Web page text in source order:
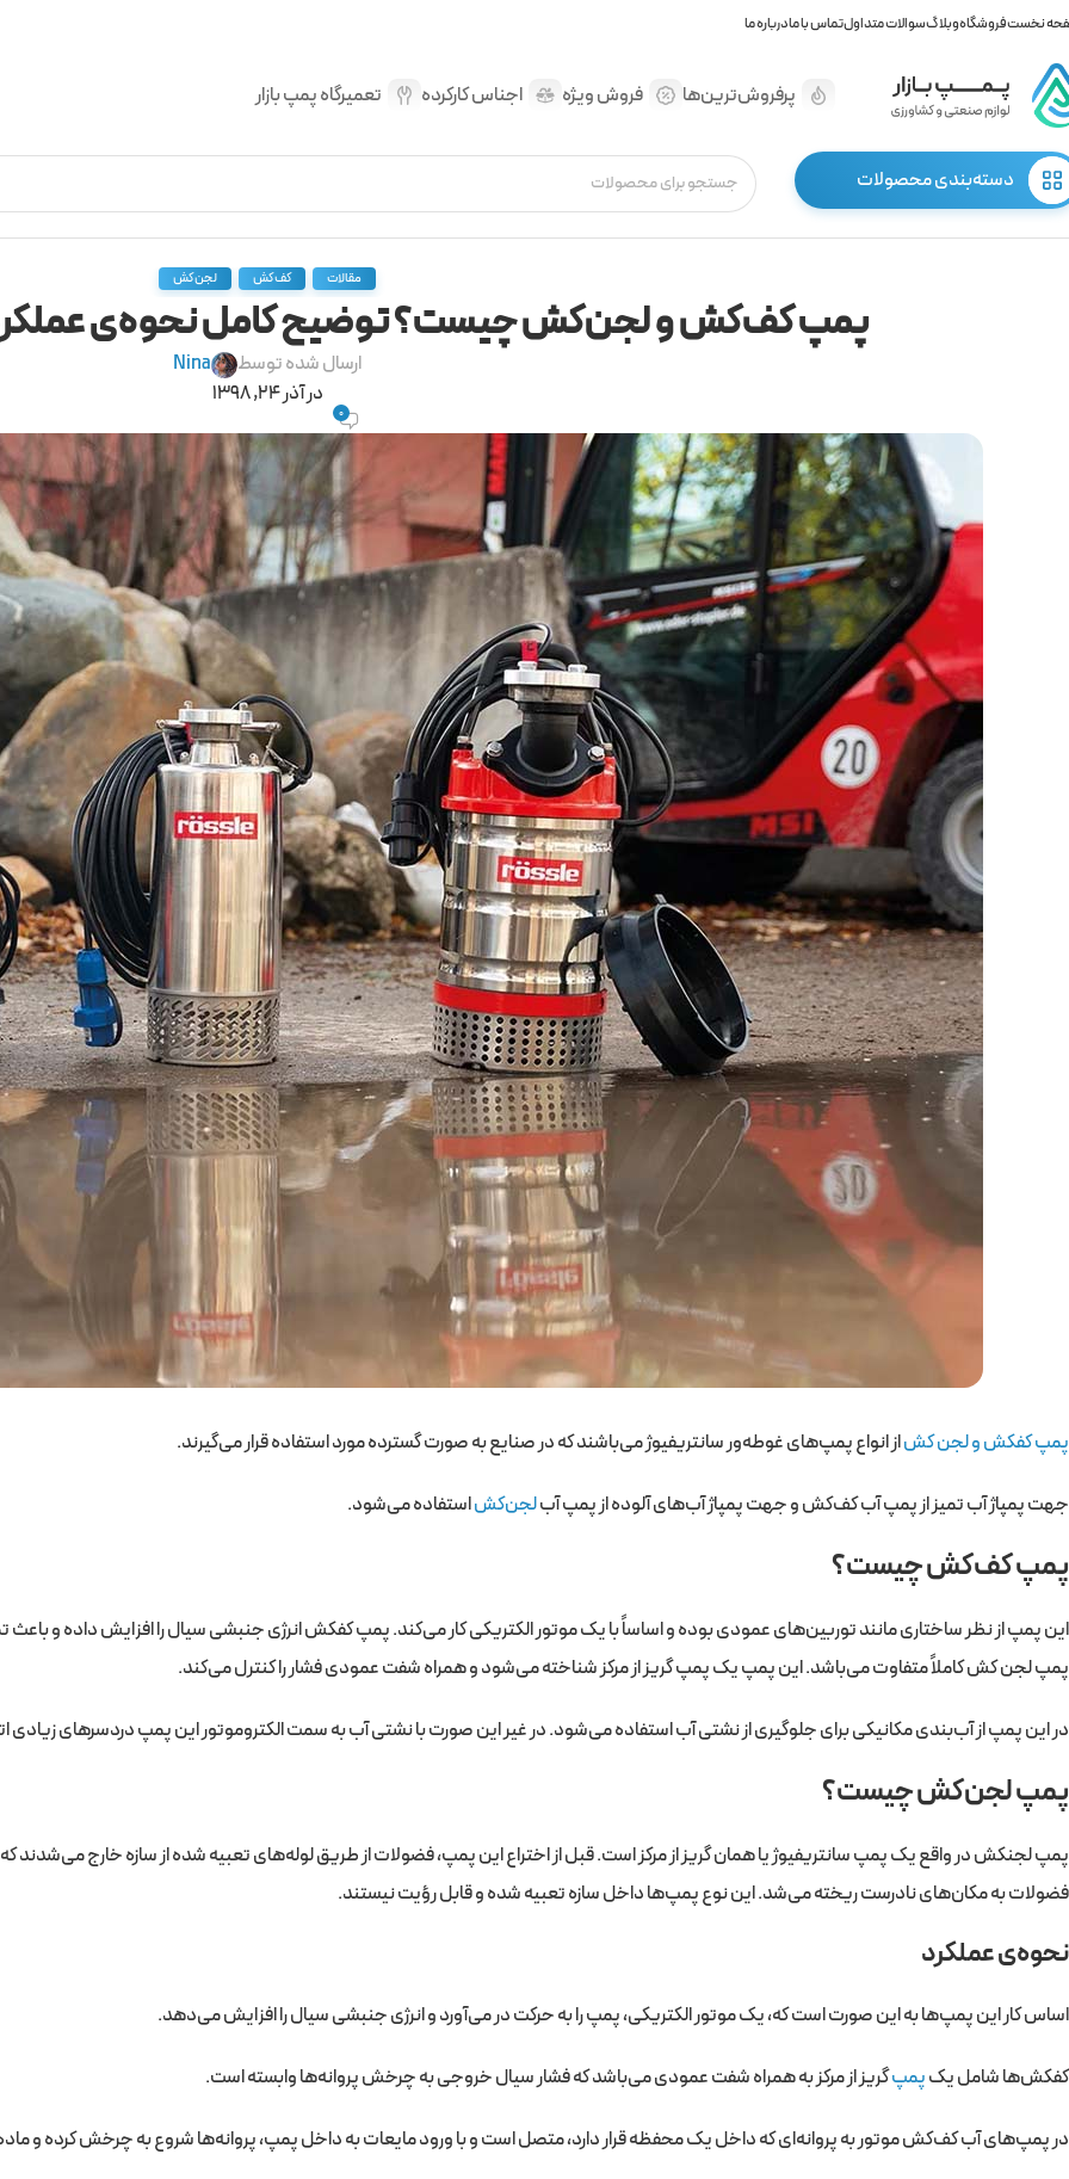
نخستفروشگاهوبلاگسوالات متداولتماس با مادرباره ما
پرفروش‌ترین‌ها فروش ویژه اجناس کارکرده تعمیرگاه پمپ بازار
دسته‌بندی محصولات
مقالات کف کش لجن کش
پمپ کف‌کش و لجن‌کش چیست؟ توضیح کامل نحوه‌ی عملکرد،
ارسال شده توسط
Nina
در آذر 24, 1398
0
پمپ کفکش و لجن کشاز انواع پمپ‌های غوطه‌‌ور سانتریفیوژ می‌باشند که در صنایع به صورت گسترده مورد استفاده قرار می‌گیرند.
جهت پمپاژ آب تمیز از پمپ آب کف‌کش و جهت پمپاژ آب‌های آلوده از پمپ آبلجن‌کشاستفاده می‌شود.
پمپ کف‌کش چیست؟
این پمپ از نظر ساختاری مانند توربین‌های عمودی بوده و اساساً با یک موتور الکتریکی کار می‌کند. پمپ کفکش انرژی جنبشی سیال را افزایش داده و
پمپ لجن کش کاملاً متفاوت می‌باشد. این پمپ یک پمپ گریز از مرکز شناخته می‌شود و همراه شفت عمودی فشار را کنترل می‌کند.
در این پمپ از آب‌بندی مکانیکی برای جلوگیری از نشتی آب استفاده می‌‌شود. در غیر این صورت با نشتی آب به سمت الکتروموتور این پمپ دردسرهای زیادی
پمپ لجن‌کش چیست؟
پمپ لجنکش در واقع یک پمپ سانتریفیوژ یا همان گریز از مرکز است. قبل از اختراع این پمپ، فضولات از طریق لوله‌های تعبیه شده از سازه خارج می‌شدند
فضولات به مکان‌های نادرست ریخته می‌شد. این نوع پمپ‌ها داخل سازه تعبیه شده و قابل رؤیت نیستند.
نحوه‌ی عملکرد
اساس کار این پمپ‌ها به این صورت است که، یک موتور الکتریکی، پمپ را به حرکت در می‌آورد و انرژی جنبشی سیال را افزایش می‌دهد.
کفکش‌ها شامل یکپمپگریز از مرکز به همراه شفت عمودی می‌باشد که فشار سیال خروجی به چرخش پروانه‌ها وابسته است.
در پمپ‌های آب کف‌کش موتور به پروانه‌ای که داخل یک محفظه قرار دارد، متصل است و با ورود مایعات به داخل پمپ، پروانه‌ها شروع به چرخش کرده و